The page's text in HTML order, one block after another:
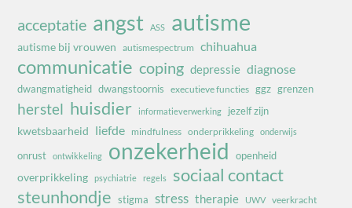
acceptatie angst ASS autisme
autisme bij vrouwen autismespectrum chihuahua
communicatie coping depressie diagnose
dwangmatigheid dwangstoornis executieve functies ggz grenzen
herstel huisdier informatieverwerking jezelf zijn
kwetsbaarheid liefde mindfulness onderprikkeling onderwijs
onrust ontwikkeling onzekerheid openheid
overprikkeling psychiatrie regels
sociaal contact
steunhondje stigma stress therapie UWV veerkracht